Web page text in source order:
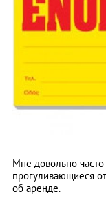
Мне довольно
прогуливающиеся
об аренде.